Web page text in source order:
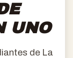
UNO
de La